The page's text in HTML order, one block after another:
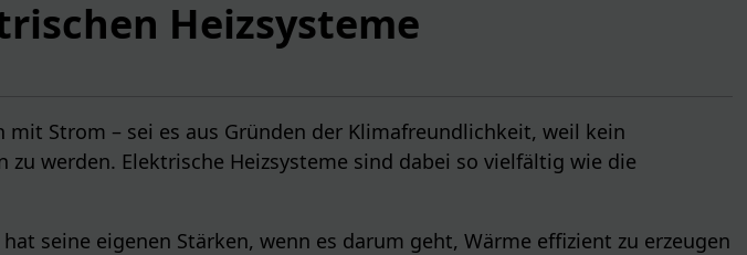
Heizsysteme
Strom – sei es aus Gründen der Klimafreundlichkeit, weil kein
werden. Elektrische Heizsysteme sind dabei so vielfältig wie die
seine eigenen Stärken, wenn es darum geht, Wärme effizient zu erzeugen